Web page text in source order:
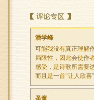
潘学峰
可能我没有真正理解
局限性，因此会使作
感受，是诗歌所需要
而且是一首"让人欣
圣童